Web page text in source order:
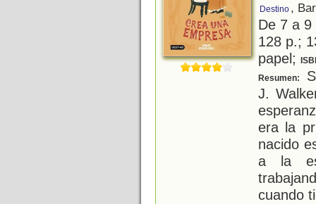
Destino ,
De 7 a
128 p.;
papel;
Resumen:
J.
era la
nacido
a la
cuando